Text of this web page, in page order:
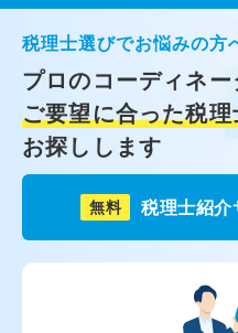
税理士選びでお悩みの方
プロのコーディネ
ご要望に合った税理
お探しします
無料 税理士紹介